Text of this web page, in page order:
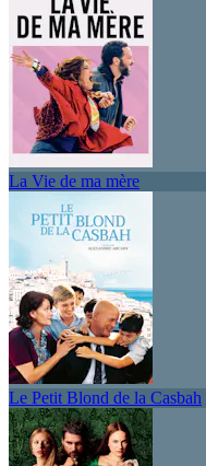
La Vie de ma mère
Le Petit Blond de la Casbah